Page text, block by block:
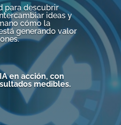
para descubrir
ideas y
cómo la
generando valor
en acción, con
medibles.